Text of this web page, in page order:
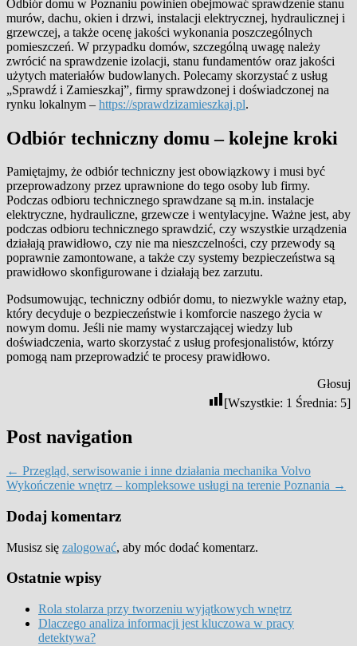
Odbiór domu w Poznaniu powinien obejmować sprawdzenie stanu
murów, dachu, okien i drzwi, instalacji elektrycznej, hydraulicznej i
grzewczej, a także ocenę jakości wykonania poszczególnych
pomieszczeń. W przypadku domów, szczególną uwagę należy
zwrócić na sprawdzenie izolacji, stanu fundamentów oraz jakości
użytych materiałów budowlanych. Polecamy skorzystać z usług
„Sprawdź i Zamieszkaj”, firmy sprawdzonej i doświadczonej na
rynku lokalnym – https://sprawdzizamieszkaj.pl.
Odbiór techniczny domu – kolejne kroki
Pamiętajmy, że odbiór techniczny jest obowiązkowy i musi być
przeprowadzony przez uprawnione do tego osoby lub firmy.
Podczas odbioru technicznego sprawdzane są m.in. instalacje
elektryczne, hydrauliczne, grzewcze i wentylacyjne. Ważne jest, aby
podczas odbioru technicznego sprawdzić, czy wszystkie urządzenia
działają prawidłowo, czy nie ma nieszczelności, czy przewody są
poprawnie zamontowane, a także czy systemy bezpieczeństwa są
prawidłowo skonfigurowane i działają bez zarzutu.
Podsumowując, techniczny odbiór domu, to niezwykle ważny etap,
który decyduje o bezpieczeństwie i komforcie naszego życia w
nowym domu. Jeśli nie mamy wystarczającej wiedzy lub
doświadczenia, warto skorzystać z usług profesjonalistów, którzy
pomogą nam przeprowadzić te procesy prawidłowo.
Głosuj
[Wszystkie: 1 Średnia: 5]
Post navigation
← Przegląd, serwisowanie i inne działania mechanika Volvo
Wykończenie wnętrz – kompleksowe usługi na terenie Poznania →
Dodaj komentarz
Musisz się zalogować, aby móc dodać komentarz.
Ostatnie wpisy
Rola stolarza przy tworzeniu wyjątkowych wnętrz
Dlaczego analiza informacji jest kluczowa w pracy
detektywa?